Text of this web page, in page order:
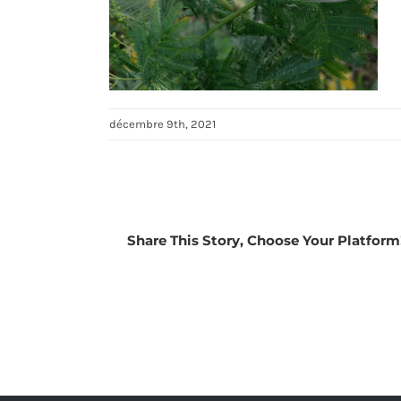
décembre 9th, 2021
Share This Story, Choose Your